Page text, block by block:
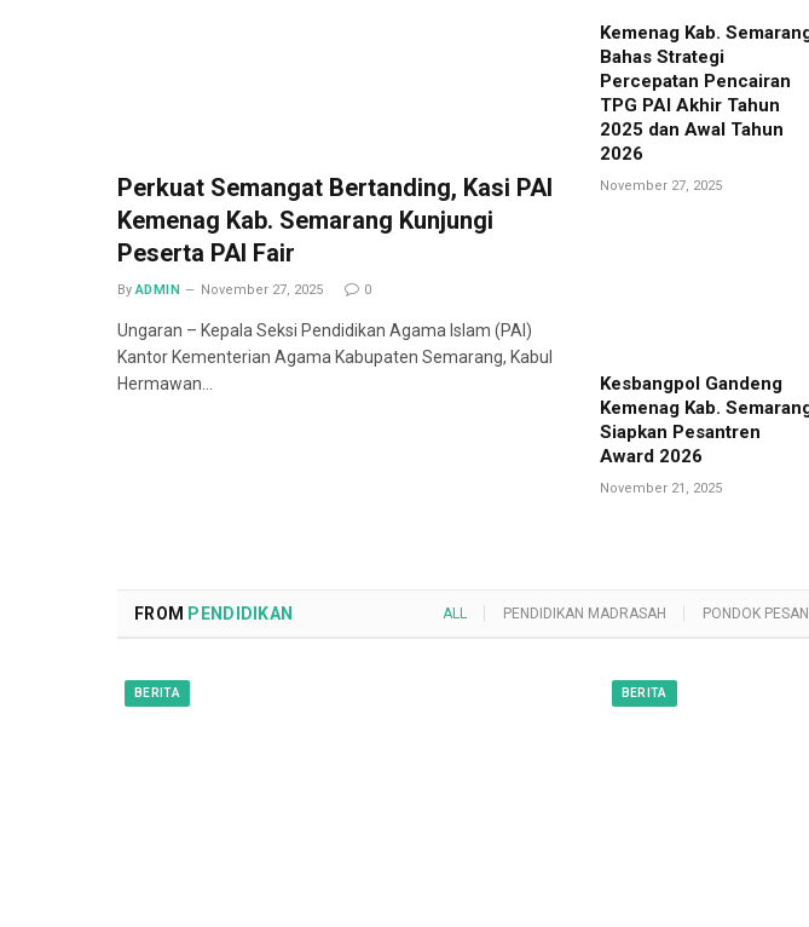
Perkuat Semangat Bertanding, Kasi PAI
Kemenag Kab. Semarang Kunjungi
Peserta PAI Fair
By ADMIN November 27, 2025 0
Ungaran – Kepala Seksi Pendidikan Agama Islam (PAI)
Kantor Kementerian Agama Kabupaten Semarang, Kabul
Hermawan…
Kemenag Kab.
Bahas Strategi
Percepatan Pencairan
TPG PAI Akhir Tahun
2025 dan Awal Tahun
2026
November 27, 2025
Kesbangpol Gandeng
Kemenag Kab.
Siapkan Pesantren
Award 2026
November 21, 2025
FROM PENDIDIKAN ALL PENDIDIKAN MADRASAH PONDOK
BERITA BERITA